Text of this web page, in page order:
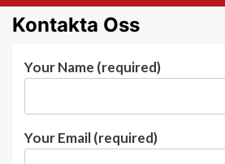
Kontakta Oss
Your Name (required)
Your Email (required)